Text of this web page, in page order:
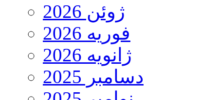
ژوئن 2026
فوریه 2026
ژانویه 2026
دسامبر 2025